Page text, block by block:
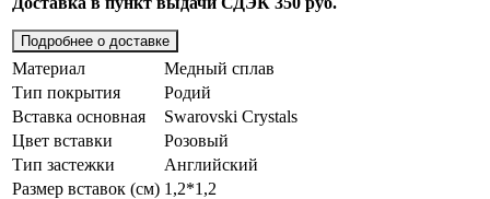
Подробнее о доставке
Материал
Медный сплав
Тип покрытия
Родий
Вставка основная
Swarovski Crystals
Цвет вставки
Розовый
Тип застежки
Английский
Размер вставок (см) 1,2*1,2